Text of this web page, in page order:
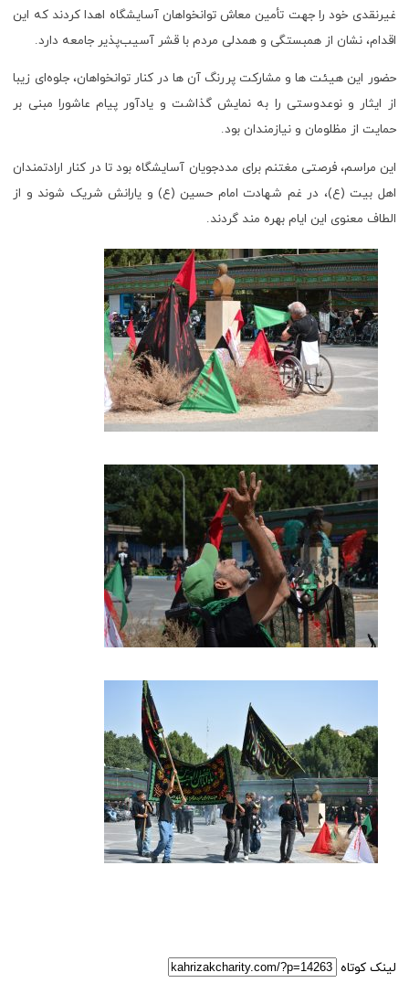
غیرنقدی خود را جهت تأمین معاش توانخواهان آسایشگاه اهدا کردند که این
اقدام، نشان از همبستگی و همدلی مردم با قشر آسیب‌پذیر جامعه دارد.
حضور این هیئت ‌ها و مشارکت پررنگ آن ‌ها در کنار توانخواهان، جلوه‌ای زیبا
از ایثار و نوعدوستی را به نمایش گذاشت و یادآور پیام عاشورا مبنی بر
حمایت از مظلومان و نیازمندان بود.
این مراسم، فرصتی مغتنم برای مددجویان آسایشگاه بود تا در کنار ارادتمندان
اهل بیت (ع)، در غم شهادت امام حسین (ع) و یارانش شریک شوند و از
الطاف معنوی این ایام بهره‌ مند گردند.
لینک کوتاه